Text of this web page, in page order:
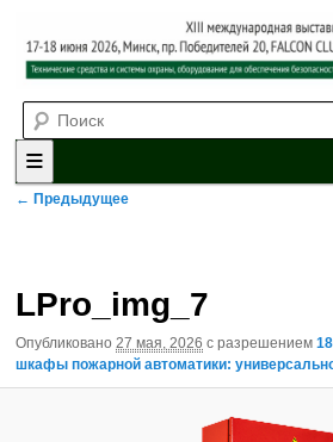
XII международная
форум «Центр
систем охраны, оборудования для
противопожарной защиты. 4-5 июня
20
Главное меню
Перейти к основному
Перейти к дополнительному
Навигация по изображениям
← Предыдущее
LPro_img_7
Опубликовано 27 мая, 2026 с разрешением
шкафы пожарной автоматики: